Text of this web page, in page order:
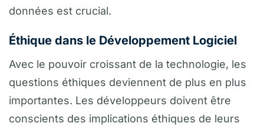
données est crucial.
Éthique dans le Développement Logiciel
Avec le pouvoir croissant de la technologie, les
questions éthiques deviennent de plus en plus
importantes. Les développeurs doivent être
conscients des implications éthiques de leurs